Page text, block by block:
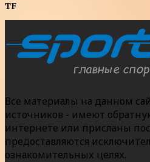
TF
Все материалы на данном
источников - имеют
интернете или присланы
предоставляются
ознакомительных целях.